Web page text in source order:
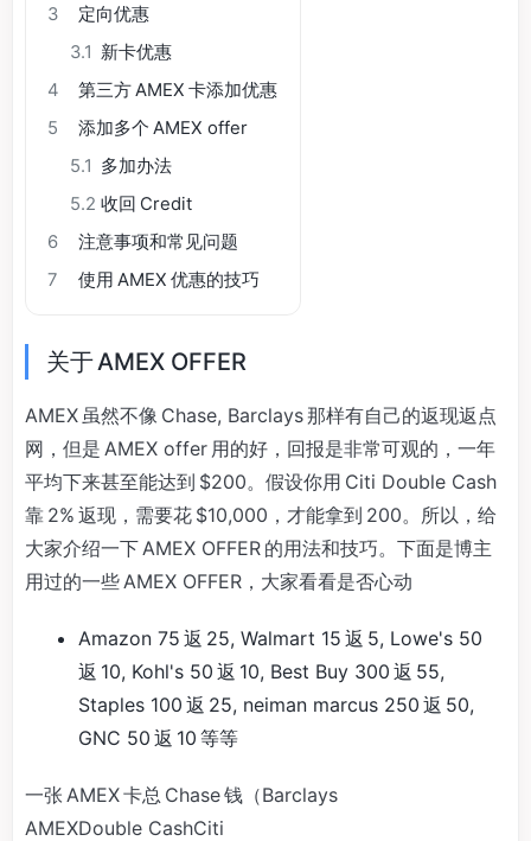
3
定向优惠
3.1 新卡优惠
4
第三方 AMEX 卡添加优惠
5
添加多个 AMEX offer
5.1 多加办法
5.2 收回 Credit
6
注意事项和常见问题
7
使用 AMEX 优惠的技巧
关于 AMEX OFFER
AMEX 虽然不像 Chase, Barclays 那样有自己的返现返点
网，但是 AMEX offer 用的好，回报是非常可观的，一年
平均下来甚至能达到 $200。假设你用 Citi Double Cash
靠 2% 返现，需要花 $10,000，才能拿到 200。所以，给
大家介绍一下 AMEX OFFER 的用法和技巧。下面是博主
用过的一些 AMEX OFFER，大家看看是否心动
Amazon 75 返 25, Walmart 15 返 5, Lowe's 50
返 10, Kohl's 50 返 10, Best Buy 300 返 55,
Staples 100 返 25, neiman marcus 250 返 50,
GNC 50 返 10 等等
一张 AMEX 卡总 Chase 钱（Barclays
AMEXDouble CashCiti